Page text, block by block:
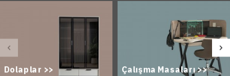
Dolaplar >> Çalışma Masaları >>